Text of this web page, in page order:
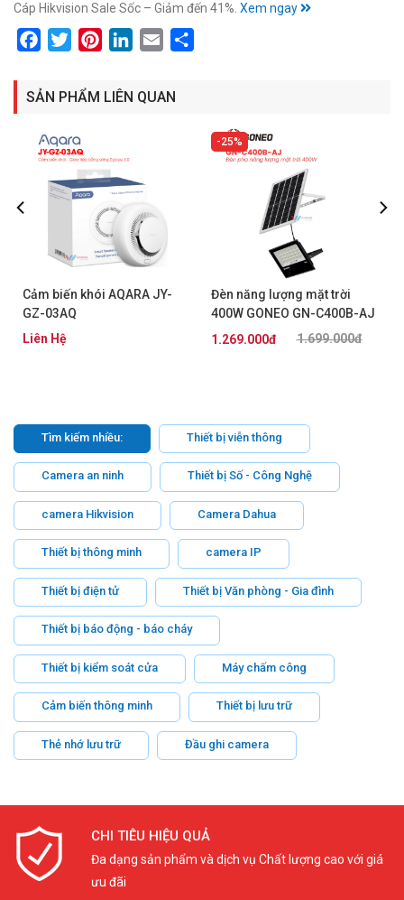
Cáp Hikvision Sale Sốc – Giảm đến 41%. Xem ngay
FacebookTwitterPinterestLinkedIn
Email
SẢN PHẨM LIÊN QUAN
Cảm biến khói AQARA JY-
GZ-03AQ
Liên Hệ
25%
Đèn năng lượng mặt trời
400W GONEO GN-C400B-AJ
1.699.000đ
1.269.000đ
Tìm kiếm nhiều: Thiết bị viễn thông
Camera an ninh Thiết bị Số - Công Nghệ
camera Hikvision Camera Dahua
Thiết bị thông minh camera IP
Thiết bị điện tử Thiết bị Văn phòng - Gia đình
Thiết bị báo động - báo cháy
Thiết bị kiểm soát cửa Máy chấm công
Cảm biến thông minh Thiết bị lưu trữ
Thẻ nhớ lưu trữ Đầu ghi camera
CHI TIÊU HIỆU QUẢ
Đa dạng sản phẩm và dịch vụ Chất lượng cao với giá
ưu đãi